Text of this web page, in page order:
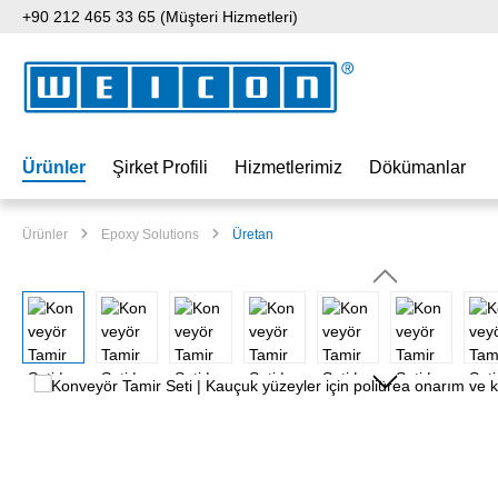
içeriğe geç
Aramaya atla
Ana navigasyona geç
+90 212 465 33 65 (Müşteri Hizmetleri)
Ürünler Şirket Profili Hizmetlerimiz Dökümanlar
Ürünler Epoxy Solutions Üretan
Resim galerisini atla